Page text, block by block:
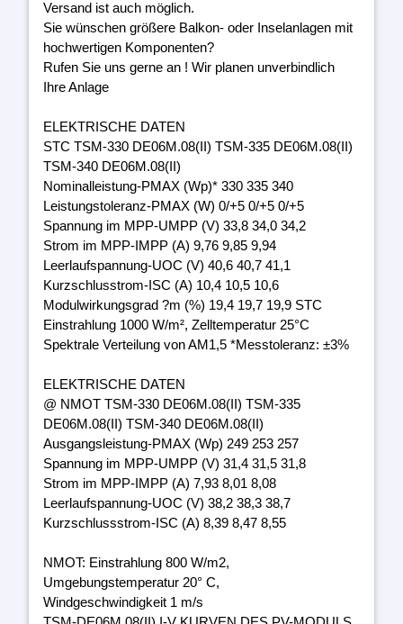
Versand ist auch möglich.
Sie wünschen größere Balkon- oder Inselanlagen mit
hochwertigen Komponenten?
Rufen Sie uns gerne an ! Wir planen unverbindlich
Ihre Anlage
ELEKTRISCHE DATEN
STC TSM-330 DE06M.08(II) TSM-335 DE06M.08(II)
TSM-340 DE06M.08(II)
Nominalleistung-PMAX (Wp)* 330 335 340
Leistungstoleranz-PMAX (W) 0/+5 0/+5 0/+5
Spannung im MPP-UMPP (V) 33,8 34,0 34,2
Strom im MPP-IMPP (A) 9,76 9,85 9,94
Leerlaufspannung-UOC (V) 40,6 40,7 41,1
Kurzschlusstrom-ISC (A) 10,4 10,5 10,6
Modulwirkungsgrad ?m (%) 19,4 19,7 19,9 STC
Einstrahlung 1000 W/m², Zelltemperatur 25°C
Spektrale Verteilung von AM1,5 *Messtoleranz: ±3%
ELEKTRISCHE DATEN
@ NMOT TSM-330 DE06M.08(II) TSM-335
DE06M.08(II) TSM-340 DE06M.08(II)
Ausgangsleistung-PMAX (Wp) 249 253 257
Spannung im MPP-UMPP (V) 31,4 31,5 31,8
Strom im MPP-IMPP (A) 7,93 8,01 8,08
Leerlaufspannung-UOC (V) 38,2 38,3 38,7
Kurzschlussstrom-ISC (A) 8,39 8,47 8,55
NMOT: Einstrahlung 800 W/m2,
Umgebungstemperatur 20° C,
Windgeschwindigkeit 1 m/s